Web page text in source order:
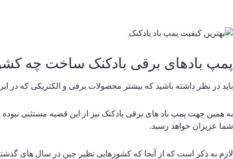
پمپ بادهای برقی بادکنک ساخت چه
باید در نظر داشته باشید که بیشتر محصولات برقی و الکتریکی که در
به همین جهت پمپ باد های برقی بادکنک نیز از این قضیه مستثنی
شما عزیزان خواهد رسید.
لازم به ذکر است که از آنجا که کشورهایی نظیر چین در سال های